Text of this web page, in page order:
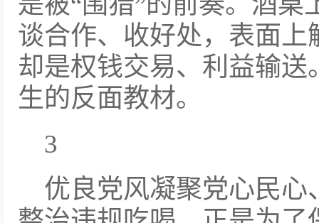
谈合作、收好处，表面
却是权钱交易、利益输
生的反面教材。
3
优良党风凝聚党心民